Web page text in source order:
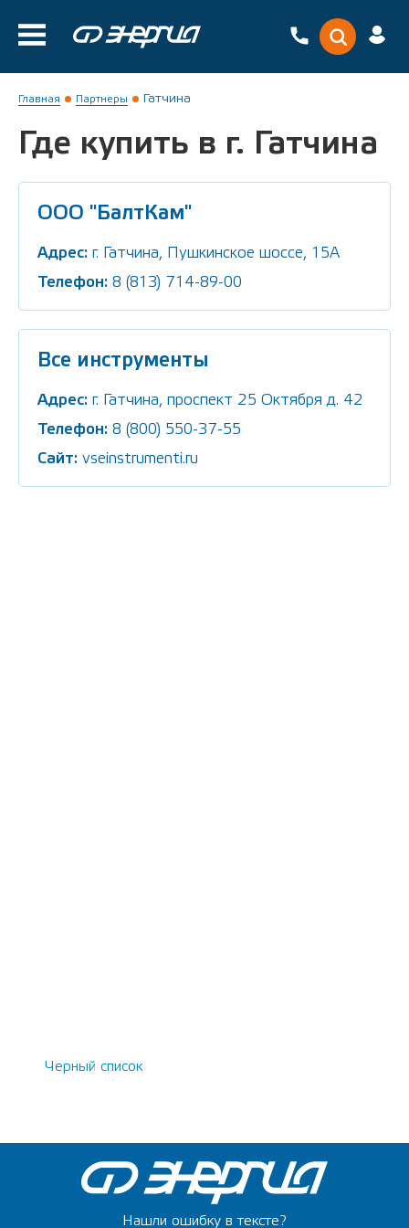
Главная Партнеры Гатчина
Где купить в г. Гатчина
ООО "БалтКам"
Адрес: г. Гатчина, Пушкинское шоссе, 15А
Телефон: 8 (813) 714-89-00
Все инструменты
Адрес: г. Гатчина, проспект 25 Октября д. 42
Телефон: 8 (800) 550-37-55
Сайт: vseinstrumenti.ru
Черный список
Нашли ошибку в тексте?